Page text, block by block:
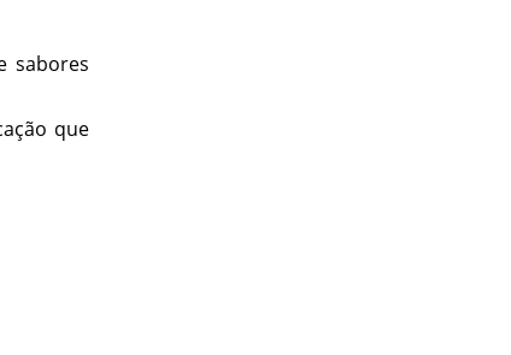
sabores
que